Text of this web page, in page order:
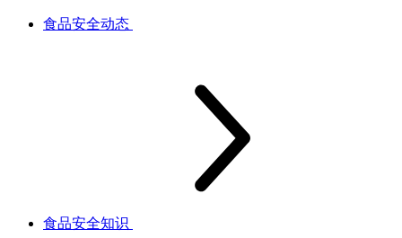
食品安全动态
食品安全知识